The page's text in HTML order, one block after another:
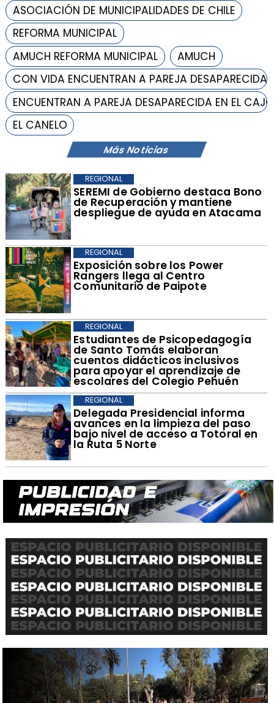
Más Noticias
SEREMI de Gobierno destaca Bono
de Recuperación y mantiene
despliegue de ayuda en Atacama
REGIONAL
​Exposición sobre los Power
Rangers llega al Centro
Comunitario de Paipote
REGIONAL
​Estudiantes de Psicopedagogía
de Santo Tomás elaboran
cuentos didácticos inclusivos
para apoyar el aprendizaje de
escolares del Colegio Pehuén
REGIONAL
​Delegada Presidencial informa
avances en la limpieza del paso
bajo nivel de acceso a Totoral en
la Ruta 5 Norte
REGIONAL
ASOCIACIÓN DE MUNICIPALIDADES DE CHILE
REFORMA MUNICIPAL
AMUCH REFORMA MUNICIPAL
AMUCH
CON VIDA ENCUENTRAN A PAREJA DESAPARECIDA
ENCUENTRAN A PAREJA DESAPARECIDA EN EL
EL CANELO